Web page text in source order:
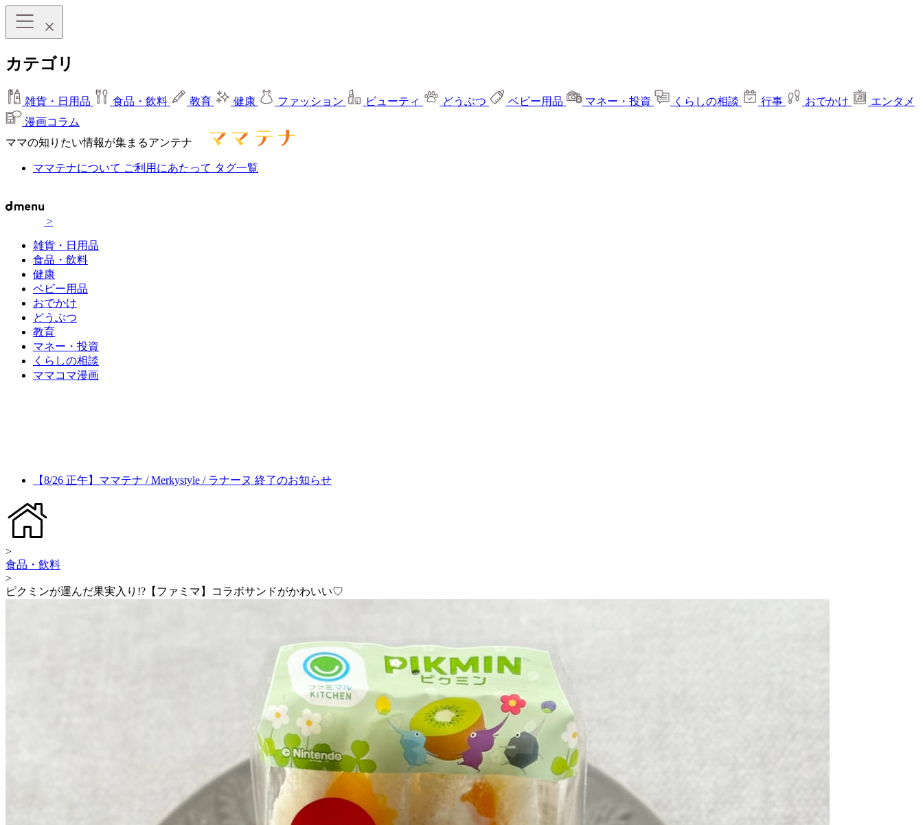
カテゴリ
雑貨・日用品 食品・飲料 教育 健康 ファッション ビューティ どうぶつ ベビー用品 マネー・投資 くらしの相談 行事 おでかけ
エンタメ
漫画コラム
ママの知りたい情報が集まるアンテナ
ママテナについて ご利用にあたって タグ一覧
>
雑貨・日用品
食品・飲料
健康
ベビー用品
おでかけ
どうぶつ
教育
マネー・投資
くらしの相談
ママコマ漫画
【8/26 正午】ママテナ / Merkystyle / ラナーヌ 終了のお知らせ
>
食品・飲料
>
ピクミンが運んだ果実入り!?【ファミマ】コラボサンドがかわいい♡